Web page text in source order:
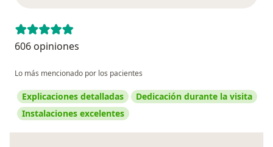
606 opiniones
Lo más mencionado por los pacientes
Explicaciones detalladas
Dedicación durante la visita
Instalaciones excelentes